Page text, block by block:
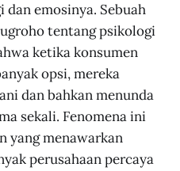
emosinya. Sebuah
tentang psikologi
ketika konsumen
opsi, mereka
dan bahkan menunda
sekali. Fenomena ini
yang menawarkan
perusahaan percaya